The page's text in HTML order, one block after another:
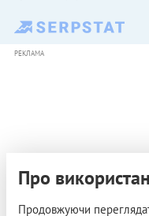
РЕКЛАМА
Про
Продовжуючи